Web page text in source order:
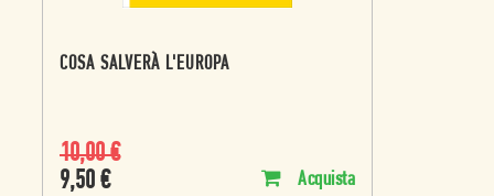
COSA SALVERÀ L'EUROPA
10,00€
9,50 € Acquista